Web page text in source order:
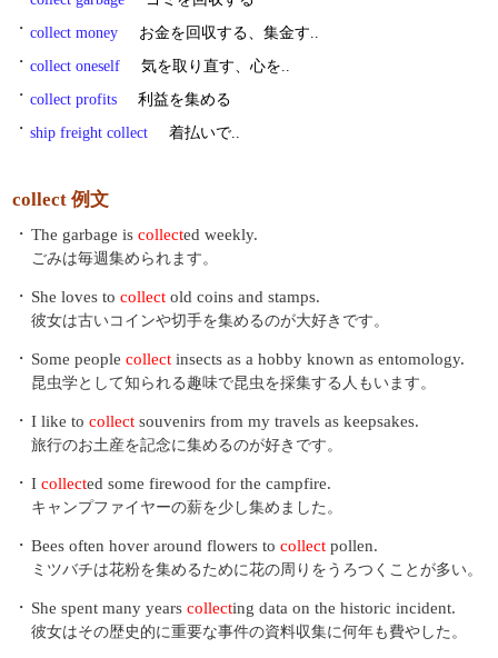
・ collect money
お金を回収する、集金す..
・ collect oneself
気を取り直す、心を..
・ collect profits
利益を集める
・ ship freight collect 着払いで..
collect 例文
・ The garbage is collected weekly.
ごみは毎週集められます。
・ She loves to collect old coins and stamps.
彼女は古いコインや切手を集めるのが大好きです。
・ Some people collect insects as a hobby known as entomology.
昆虫学として知られる趣味で昆虫を採集する人もいます。
・ I like to collect souvenirs from my travels as keepsakes.
旅行のお土産を記念に集めるのが好きです。
・ I collected some firewood for the campfire.
キャンプファイヤーの薪を少し集めました。
・ Bees often hover around flowers to collect pollen.
ミツバチは花粉を集めるために花の周りをうろつくことが多い。
・ She spent many years collecting data on the historic incident.
彼女はその歴史的に重要な事件の資料収集に何年も費やした。